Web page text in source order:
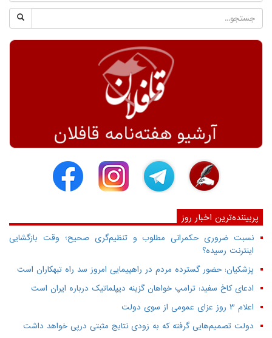
پربیننده‌ترین اخبار روز
نسبت ضروری حکمرانی مطلوب و تنظیم‌گری صحیح؛ وقت بازگشایی
اینترنت رسیده؟
پزشکیان: حضور گسترده مردم در راهپیمایی امروز سد راه تبهکاران است
ادعای کاخ سفید: ترامپ خواهان گزینه دیپلماتیک درباره ایران است
اعلام ۳ روز عزای عمومی از سوی دولت
دولت تصمیم‌هایی گرفته که به زودی نتایج مثبتی درپی خواهد داشت